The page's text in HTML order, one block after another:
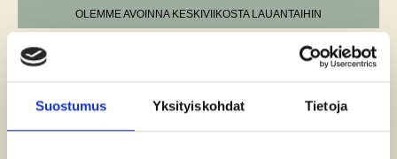
Suostumus Yksityiskohdat Tietoja
OLEMME AVOINNA KESKIVIIKOSTA LAUANTAIHIN
VARAA PÖYTÄ FIN ENG
Hello world!